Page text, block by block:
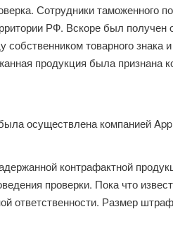
Сотрудники таможенного
РФ. Вскоре был получен
товарного знака
продукция была признана
осуществлена компанией
контрафактной
проверки. Пока что
ответственности. Размер